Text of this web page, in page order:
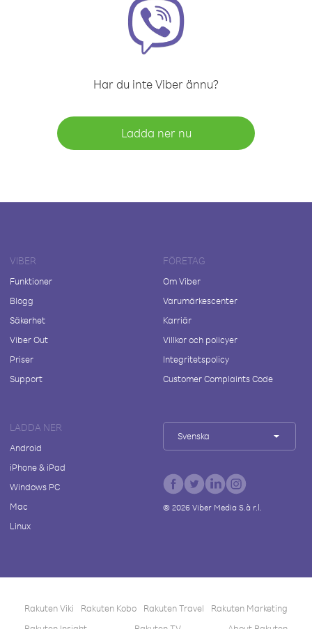
Har du inte Viber ännu?
Ladda ner nu
VIBER
Funktioner
Blogg
Säkerhet
Viber Out
Priser
Support
FÖRETAG
Om Viber
Varumärkescenter
Karriär
Villkor och policyer
Integritetspolicy
Customer Complaints Code
LADDA NER
Android
iPhone & iPad
Windows PC
Mac
Linux
Svenska
© 2026Viber Media S.à r.l.
Rakuten Viki Rakuten Kobo Rakuten Travel
Rakuten Marketing